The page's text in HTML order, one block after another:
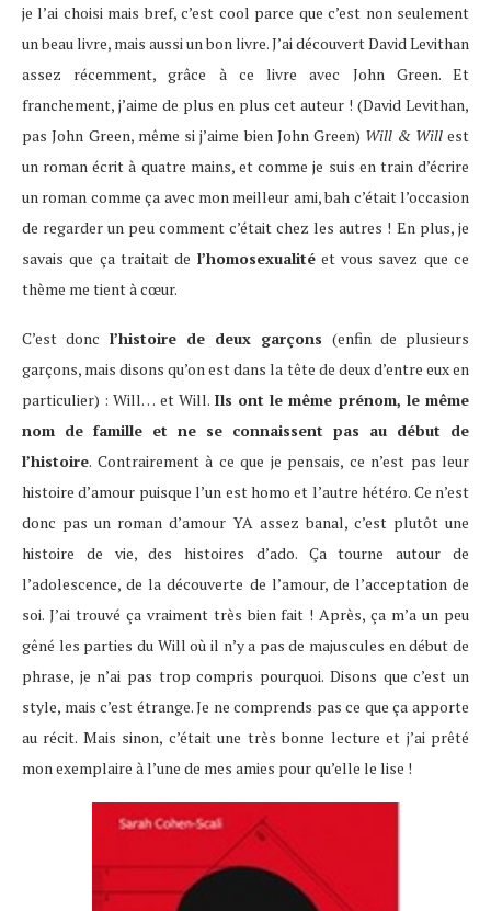
je l’ai choisi mais bref, c’est cool parce que c’est non seulement
un beau livre, mais aussi un bon livre. J’ai découvert David Levithan
assez récemment, grâce à ce livre avec John Green. Et
franchement, j’aime de plus en plus cet auteur ! (David Levithan,
pas John Green, même si j’aime bien John Green) Will & Willest
un roman écrit à quatre mains, et comme je suis en train d’écrire
un roman comme ça avec mon meilleur ami, bah c’était l’occasion
de regarder un peu comment c’était chez les autres ! En plus, je
savais que ça traitait de l’homosexualitéet vous savez que ce
thème me tient à cœur.
C’est donc l’histoire de deux garçons (enfin de plusieurs
garçons, mais disons qu’on est dans la tête de deux d’entre eux en
particulier) : Will… et Will. Ils ont le même prénom, le même
nom de famille et ne se connaissent pas au début de
l’histoire. Contrairement à ce que je pensais, ce n’est pas leur
histoire d’amour puisque l’un est homo et l’autre hétéro. Ce n’est
donc pas un roman d’amour YA assez banal, c’est plutôt une
histoire de vie, des histoires d’ado. Ça tourne autour de
l’adolescence, de la découverte de l’amour, de l’acceptation de
soi. J’ai trouvé ça vraiment très bien fait ! Après, ça m’a un peu
gêné les parties du Will où il n’y a pas de majuscules en début de
phrase, je n’ai pas trop compris pourquoi. Disons que c’est un
style, mais c’est étrange. Je ne comprends pas ce que ça apporte
au récit. Mais sinon, c’était une très bonne lecture et j’ai prêté
mon exemplaire à l’une de mes amies pour qu’elle le lise !